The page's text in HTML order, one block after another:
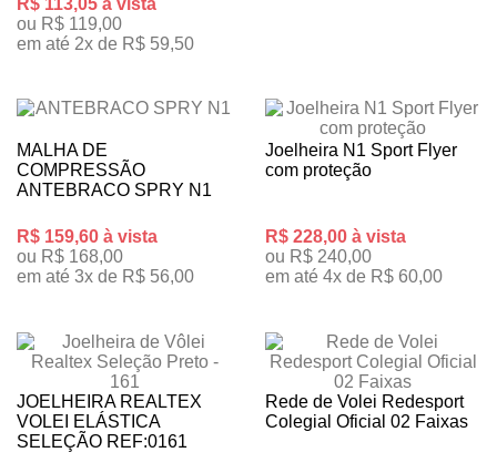
R$ 113,05 à vista
ou R$ 119,00
em até 2x de R$ 59,50
MALHA DE
COMPRESSÃO
ANTEBRACO SPRY N1
R$ 159,60 à vista
ou R$ 168,00
em até 3x de R$ 56,00
Joelheira N1 Sport Flyer
com proteção
R$ 228,00 à vista
ou R$ 240,00
em até 4x de R$ 60,00
JOELHEIRA REALTEX
VOLEI ELÁSTICA
SELEÇÃO REF:0161
Rede de Volei Redesport
Colegial Oficial 02 Faixas